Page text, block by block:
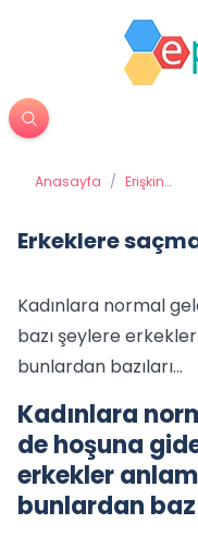
Anasayfa / Erişkin
Erkeklere
Kadınlara normal
bazı şeylere
bunlardan bazıları...
Kadınlara
de hoşuna
erkekler
bunlardan